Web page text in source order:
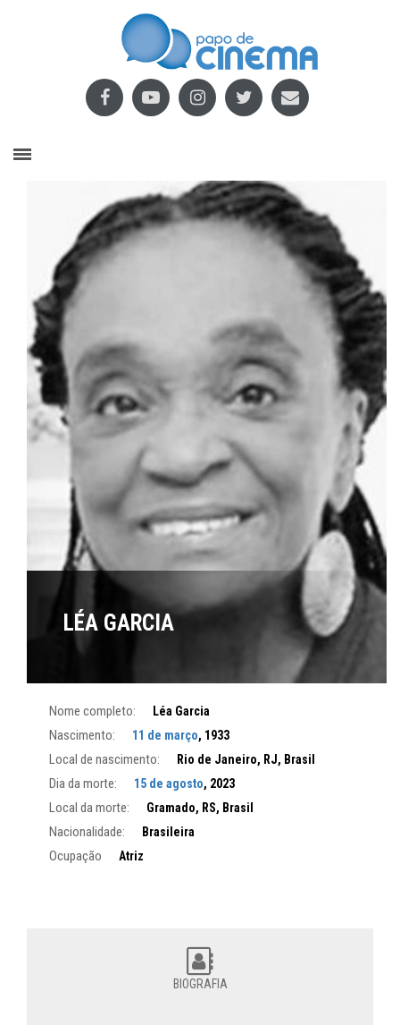
LÉA GARCIA
Nome completo: Léa Garcia
Nascimento: 11 de março, 1933
Local de nascimento: Rio de Janeiro, RJ, Brasil
Dia da morte: 15 de agosto, 2023
Local da morte: Gramado, RS, Brasil
Nacionalidade: Brasileira
Ocupação Atriz
BIOGRAFIA